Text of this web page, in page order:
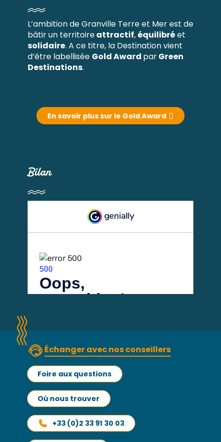
L’ambition de Granville Terre et Mer est de
bâtir un territoireattractif,équilibréet
solidaire. A ce titre, la Destination vient
d’être labellisée Gold Award parGreen
Destinations.
En savoir plus sur le Gold Award
Bilan
Échanger avec nos conseillers
Foire aux questions
Où nous trouver
+33 (0)2 33 91 30 03